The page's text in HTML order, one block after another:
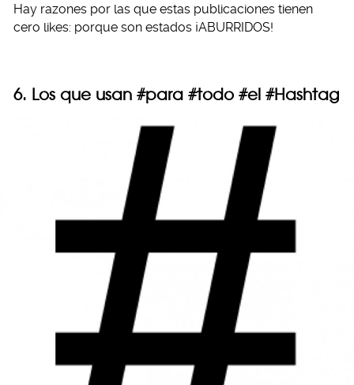
Hay razones por las que estas publicaciones tienen
cero likes: porque son estados ¡ABURRIDOS!
6. Los que usan #para #todo #el #Hashtag